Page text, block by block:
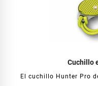
Cuchillo
El cuchillo Hunter Pro